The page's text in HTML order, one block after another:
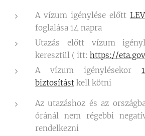
A vízum igénylése előtt
foglalása 14 napra
Utazás előtt vízum
keresztül ( itt: https://
A vízum igénylésekor
biztosítást kell kötni
Az utazáshoz és az
óránál nem régebbi
rendelkezni